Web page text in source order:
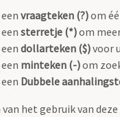
vraagteken (?)om
sterretje (*)om
dollarteken ($)voor
minteken (-)om
Dubbele
het gebruik van